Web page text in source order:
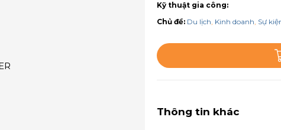
Kỹ thuật gia công:
Chủ đề: Du lịch, Kinh doanh, Sự
Thông tin khác